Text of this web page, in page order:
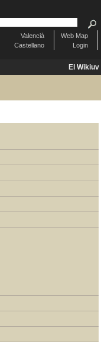
Web Map
Login
Valencià
Castellano
El Wikiuv